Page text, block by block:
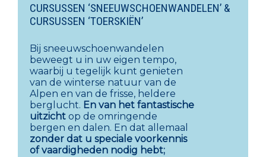
CURSUSSEN ‘SNEEUWSCHOENWANDELEN’ &
CURSUSSEN ‘TOERSKIËN’
Bij sneeuwschoenwandelen
beweegt u in uw eigen tempo,
waarbij u tegelijk kunt genieten
van de winterse natuur van de
Alpen en van de frisse, heldere
berglucht. En van het fantastische
uitzicht op de omringende
bergen en dalen. En dat allemaal
zonder dat u speciale voorkennis
of vaardigheden nodig hebt;